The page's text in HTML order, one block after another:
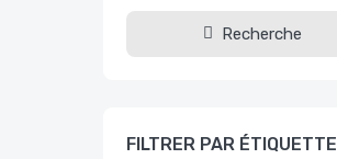
Recherche
FILTRER PAR ÉTIQUETTE